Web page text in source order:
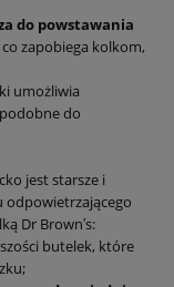
do powstawania
zapobiega kolkom,
umożliwia
do
jest starsze i
odpowietrzającego
Dr Brown′s:
butelek, które